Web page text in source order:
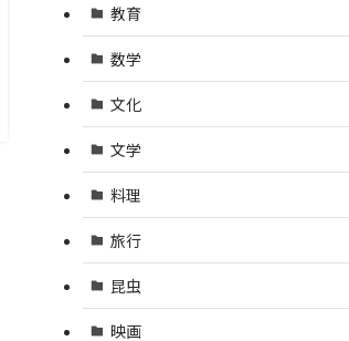
教育
数学
文化
文学
料理
旅行
昆虫
映画